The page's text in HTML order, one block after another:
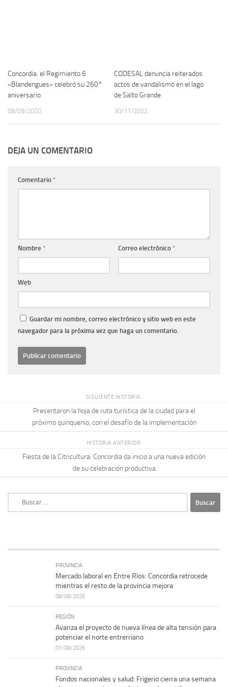
Concordia: el Regimiento 6
«Blandengues» celebró su 260°
aniversario
08/09/2020
CODESAL denuncia reiterados
actos de vandalismo en el lago
de Salto Grande
30/11/2022
DEJA UN COMENTARIO
Comentario *
Nombre * Correo electrónico *
Web
Guardar mi nombre, correo electrónico y sitio web en este
navegador para la próxima vez que haga un comentario.
SIGUIENTE HISTORIA
Presentaron la hoja de ruta turística de la ciudad para el
próximo quinquenio, con el desafío de la implementación
HISTORIA ANTERIOR
Fiesta de la Citricultura: Concordia da inicio a una nueva edición
de su celebración productiva
PROVINCIA
Mercado laboral en Entre Ríos: Concordia retrocede
mientras el resto de la provincia mejora
08/08/2026
REGIÓN
Avanza el proyecto de nueva línea de alta tensión para
potenciar el norte entrerriano
07/08/2026
PROVINCIA
Fondos nacionales y salud: Frigerio cierra una semana